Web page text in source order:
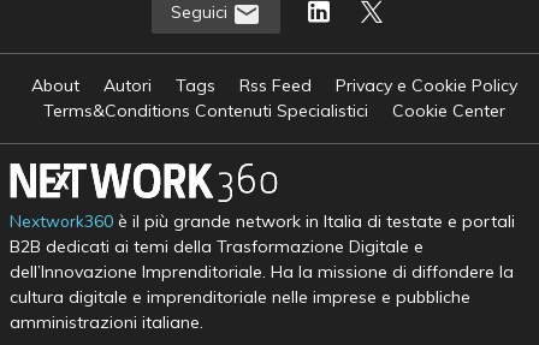
Seguici
About Autori Tags Rss Feed
Privacy e Cookie Policy
Terms&Conditions Contenuti Specialistici
Cookie Center
Nextwork360è il più grande network in Italia di testate e portali
B2B dedicati ai temi della Trasformazione Digitale e
dell’Innovazione Imprenditoriale. Ha la missione di diffondere la
cultura digitale e imprenditoriale nelle imprese e pubbliche
amministrazioni italiane.